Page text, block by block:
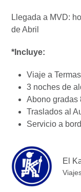
Llegada a MVD:
de Abril
*Incluye:
Viaje a
3 noches de
Abono gradas
Traslados al
Servicio a
El